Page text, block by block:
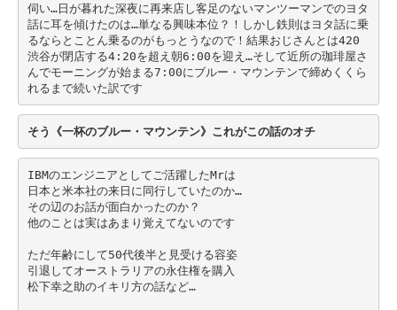
伺い…日が暮れた深夜に再来店し客足のないマンツーマンでのヨタ
話に耳を傾けたのは…単なる興味本位？！しかし鉄則はヨタ話に乗
るならとことん乗るのがもっとうなので！結果おじさんとは420
渋谷が閉店する4:20を超え朝6:00を迎え…そして近所の珈琲屋さ
んでモーニングが始まる7:00にブルー・マウンテンで締めくくら
れるまで続いた訳です
そう《一杯のブルー・マウンテン》これがこの話のオチ
IBMのエンジニアとしてご活躍したMrは
日本と米本社の来日に同行していたのか…
その辺のお話が面白かったのか？
他のことは実はあまり覚えてないのです
ただ年齢にして50代後半と見受ける容姿
引退してオーストラリアの永住権を購入
松下幸之助のイキリ方の話など…